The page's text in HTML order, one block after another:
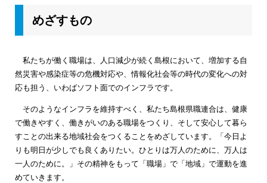
めざすもの
私たちが働く職場は、人口減少が続く島根において、増加する自
然災害や感染症等の危機対応や、情報化社会等の時代の変化への対
応も担う、いわばソフト面でのインフラです。
そのようなインフラを維持すべく、私たち島根県職連合は、健康
で働きやすく、働きがいのある職場をつくり、そして安心して暮ら
すことの出来る地域社会をつくることをめざしています。「今日よ
りも明日が少しでも良くありたい。ひとりは万人のために、万人は
一人のために。」その精神をもって「職場」で「地域」で運動を進
めていきます。